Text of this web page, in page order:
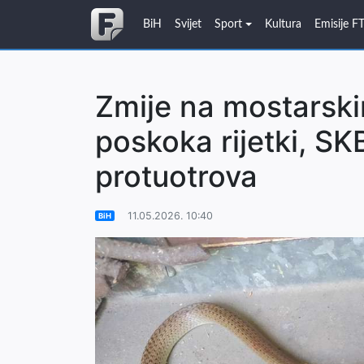
BiH Svijet Sport Kultura Emisije
Zmije na
poskoka rijetki,
protuotrova
BiH 11.05.2026. 10:40